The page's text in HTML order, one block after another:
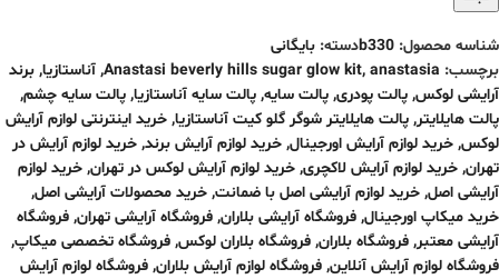
شناسه محصول: b330دسته: بایگانی
برچسب:
Anastasi beverly hills sugar glow kit, anastasia
, آناستازیا, برند
آرایشی لوکس, پالت پودری, پالت سایه, پالت سایه آناستازیا, پالت سایه چشم,
پالت هایلایتر, پالت هایلایتر شوگر گلو کیت آناستازیا, خرید اینترنتی لوازم آرایش
لوکس, خرید لوازم آرایش اورجینال, خرید لوازم آرایش برند, خرید لوازم آرایش در
تهران, خرید لوازم آرایش لاکچری, خرید لوازم آرایش لوکس در تهران, خرید لوازم
آرایشی اصل, خرید لوازم آرایشی اصل با ضمانت, خرید محصولات آرایشی اصل,
خرید میکاپ اورجینال, فروشگاه آرایشی بلاران, فروشگاه آرایشی تهران, فروشگاه
آرایشی معتبر, فروشگاه بلاران, فروشگاه بلاران لوکس, فروشگاه تخصصی میکاپ,
فروشگاه لوازم آرایش آنلاین, فروشگاه لوازم آرایش بلاران, فروشگاه لوازم آرایش